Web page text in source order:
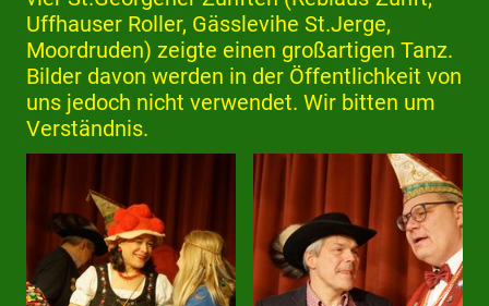
Uffhauser Roller, Gässlevihe St.Jerge,
Moordruden) zeigte einen großartigen Tanz.
Bilder davon werden in der Öffentlichkeit von
uns jedoch nicht verwendet. Wir bitten um
Verständnis.